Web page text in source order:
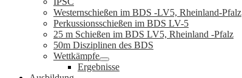
Westernschießen im BDS -LV5, Rheinland-Pfalz
Perkussionsschießen im BDS LV-5
25 m Schießen im BDS LV5, Rheinland -Pfalz
50m Disziplinen des BDS
Wettkämpfe
Ergebnisse